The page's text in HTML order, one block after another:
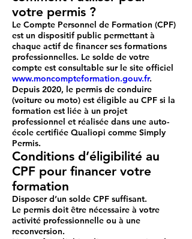
votre permis ?
Le Compte Personnel de Formation (CPF)
est un dispositif public permettant à
chaque actif de financer ses formations
professionnelles. Le solde de votre
compte est consultable sur le site officiel
www.moncompteformation.gouv.fr.
Depuis 2020, le permis de conduire
(voiture ou moto) est éligible au CPF si la
formation est liée à un projet
professionnel et réalisée dans une auto-
école certifiée Qualiopi comme Simply
Permis.
Conditions d’éligibilité au
CPF pour financer votre
formation
Disposer d’un solde CPF suffisant.
Le permis doit être nécessaire à votre
activité professionnelle ou à une
reconversion.